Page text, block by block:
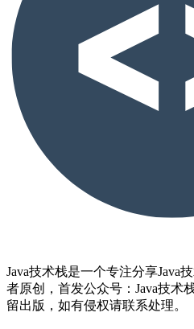
Java技术栈是一个专注分享Java
者原创，首发公众号：Java技术
留出版，如有侵权请联系处理。